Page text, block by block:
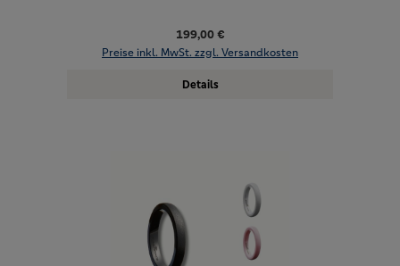
199,00 €
Preise inkl. MwSt. zzgl. Versandkosten
Details